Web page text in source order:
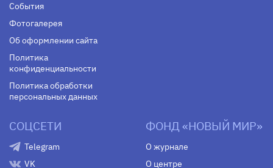
События
Фотогалерея
Об оформлении сайта
Политика
конфиденциальности
Политика обработки
персональных данных
СОЦСЕТИ
Telegram
VK
ФОНД «НОВЫЙ МИР»
О журнале
О центре